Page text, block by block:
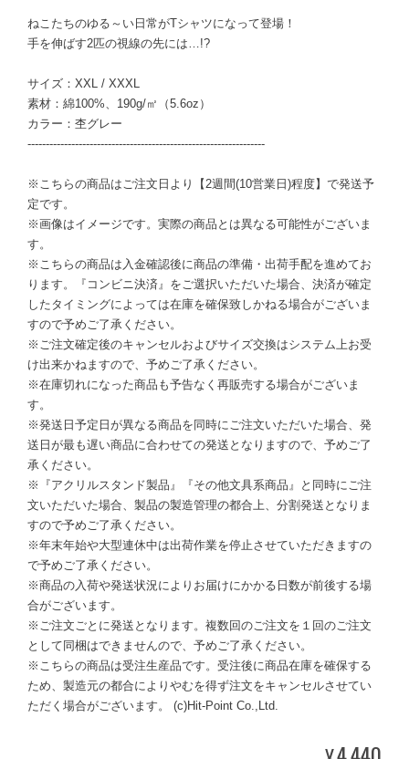
ねこたちのゆる～い日常がTシャツになって登場！
手を伸ばす2匹の視線の先には…!?
サイズ：XXL / XXXL
素材：綿100%、190g/㎡（5.6oz）
カラー：杢グレー
-----------------------------------------------------------------
※こちらの商品はご注文日より【2週間(10営業日)程度】で発送予
定です。
※画像はイメージです。実際の商品とは異なる可能性がございま
す。
※こちらの商品は入金確認後に商品の準備・出荷手配を進めてお
ります。『コンビニ決済』をご選択いただいた場合、決済が確定
したタイミングによっては在庫を確保致しかねる場合がございま
すので予めご了承ください。
※ご注文確定後のキャンセルおよびサイズ交換はシステム上お受
け出来かねますので、予めご了承ください。
※在庫切れになった商品も予告なく再販売する場合がございま
す。
※発送日予定日が異なる商品を同時にご注文いただいた場合、発
送日が最も遅い商品に合わせての発送となりますので、予めご了
承ください。
※『アクリルスタンド製品』『その他文具系商品』と同時にご注
文いただいた場合、製品の製造管理の都合上、分割発送となりま
すので予めご了承ください。
※年末年始や大型連休中は出荷作業を停止させていただきますの
で予めご了承ください。
※商品の入荷や発送状況によりお届けにかかる日数が前後する場
合がございます。
※ご注文ごとに発送となります。複数回のご注文を１回のご注文
として同梱はできませんので、予めご了承ください。
※こちらの商品は受注生産品です。受注後に商品在庫を確保する
ため、製造元の都合によりやむを得ず注文をキャンセルさせてい
ただく場合がございます。 (c)Hit-Point Co.,Ltd.